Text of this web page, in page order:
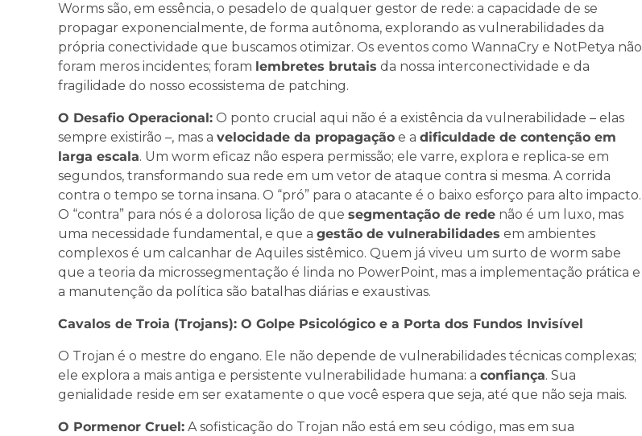
Worms são, em essência, o pesadelo de qualquer gestor de rede: a capacidade de se
propagar exponencialmente, de forma autônoma, explorando as vulnerabilidades da
própria conectividade que buscamos otimizar. Os eventos como WannaCry e NotPetya não
foram meros incidentes; foram lembretes brutais da nossa interconectividade e da
fragilidade do nosso ecossistema de patching.
O Desafio Operacional: O ponto crucial aqui não é a existência da vulnerabilidade – elas
sempre existirão –, mas a velocidade da propagação e a dificuldade de contenção em
larga escala. Um worm eficaz não espera permissão; ele varre, explora e replica-se em
segundos, transformando sua rede em um vetor de ataque contra si mesma. A corrida
contra o tempo se torna insana. O “pró” para o atacante é o baixo esforço para alto impacto.
O “contra” para nós é a dolorosa lição de que segmentação de rede não é um luxo, mas
uma necessidade fundamental, e que a gestão de vulnerabilidades em ambientes
complexos é um calcanhar de Aquiles sistêmico. Quem já viveu um surto de worm sabe
que a teoria da microssegmentação é linda no PowerPoint, mas a implementação prática e
a manutenção da política são batalhas diárias e exaustivas.
Cavalos de Troia (Trojans): O Golpe Psicológico e a Porta dos Fundos Invisível
O Trojan é o mestre do engano. Ele não depende de vulnerabilidades técnicas complexas;
ele explora a mais antiga e persistente vulnerabilidade humana: a confiança. Sua
genialidade reside em ser exatamente o que você espera que seja, até que não seja mais.
O Pormenor Cruel: A sofisticação do Trojan não está em seu código, mas em sua